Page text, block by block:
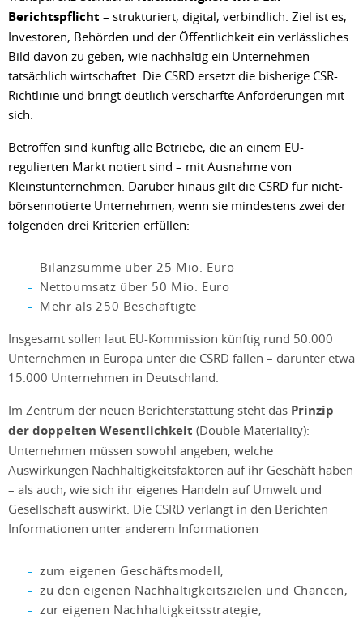
Berichtspflicht – strukturiert, digital, verbindlich. Ziel ist es,
Investoren, Behörden und der Öffentlichkeit ein verlässliches
Bild davon zu geben, wie nachhaltig ein Unternehmen
tatsächlich wirtschaftet. Die CSRD ersetzt die bisherige CSR-
Richtlinie und bringt deutlich verschärfte Anforderungen mit
sich.
Betroffen sind künftig alle Betriebe, die an einem EU-
regulierten Markt notiert sind – mit Ausnahme von
Kleinstunternehmen. Darüber hinaus gilt die CSRD für nicht-
börsennotierte Unternehmen, wenn sie mindestens zwei der
folgenden drei Kriterien erfüllen:
Bilanzsumme über 25 Mio. Euro
Nettoumsatz über 50 Mio. Euro
Mehr als 250 Beschäftigte
Insgesamt sollen laut EU-Kommission künftig rund 50.000
Unternehmen in Europa unter die CSRD fallen – darunter etwa
15.000 Unternehmen in Deutschland.
Im Zentrum der neuen Berichterstattung steht das Prinzip
der doppelten Wesentlichkeit (Double Materiality):
Unternehmen müssen sowohl angeben, welche
Auswirkungen Nachhaltigkeitsfaktoren auf ihr Geschäft haben
– als auch, wie sich ihr eigenes Handeln auf Umwelt und
Gesellschaft auswirkt. Die CSRD verlangt in den Berichten
Informationen unter anderem Informationen
zum eigenen Geschäftsmodell,
zu den eigenen Nachhaltigkeitszielen und Chancen,
zur eigenen Nachhaltigkeitsstrategie,